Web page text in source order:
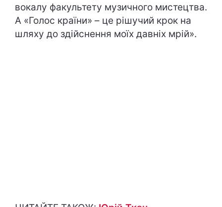
вокалу факультету музичного мистецтва.
А «Голос країни» – це рішучий крок на
шляху до здійснення моїх давніх мрій».